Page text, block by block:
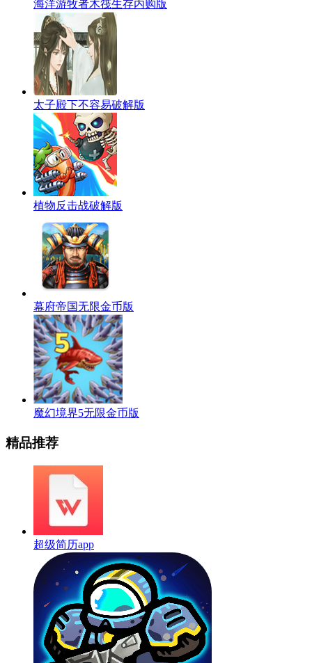
海洋游牧者木筏生存内购版
太子殿下不容易破解版
植物反击战破解版
幕府帝国无限金币版
魔幻境界5无限金币版
精品推荐
超级简历app